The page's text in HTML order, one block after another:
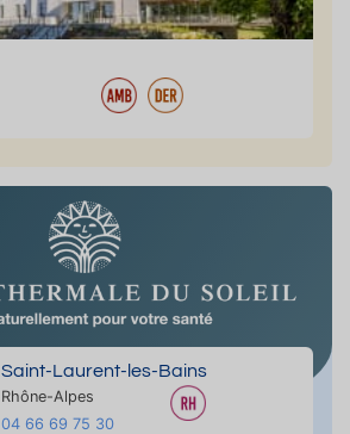
Saint-Laurent-les-Bains
Rhône-Alpes
04 66 69 75 30